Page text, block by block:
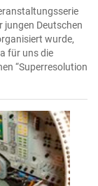
jungen Deutschen
wurde,
für uns die
“Superresolution